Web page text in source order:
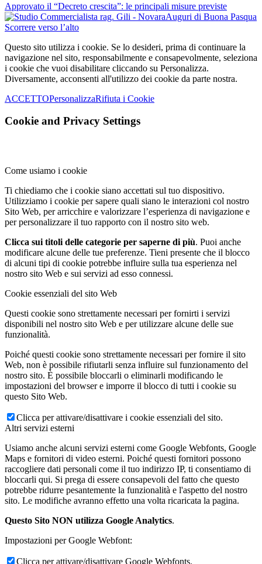
Approvato il “Decreto crescita”: le principali misure previste
Auguri di Buona Pasqua
Scorrere verso l’alto
Questo sito utilizza i cookie. Se lo desideri, prima di continuare la
navigazione nel sito, responsabilmente e consapevolmente, seleziona
i cookie che vuoi disabilitare cliccando su Personalizza.
Diversamente, acconsenti all'utilizzo dei cookie da parte nostra.
ACCETTOPersonalizzaRifiuta i Cookie
Cookie and Privacy Settings
Come usiamo i cookie
Ti chiediamo che i cookie siano accettati sul tuo dispositivo.
Utilizziamo i cookie per sapere quali siano le interazioni col nostro
Sito Web, per arricchire e valorizzare l’esperienza di navigazione e
per personalizzare il tuo rapporto con il nostro sito web.
Clicca sui titoli delle categorie per saperne di più. Puoi anche
modificare alcune delle tue preferenze. Tieni presente che il blocco
di alcuni tipi di cookie potrebbe influire sulla tua esperienza nel
nostro sito Web e sui servizi ad esso connessi.
Cookie essenziali del sito Web
Questi cookie sono strettamente necessari per fornirti i servizi
disponibili nel nostro sito Web e per utilizzare alcune delle sue
funzionalità.
Poiché questi cookie sono strettamente necessari per fornire il sito
Web, non è possibile rifiutarli senza influire sul funzionamento del
nostro sito. È possibile bloccarli o eliminarli modificando le
impostazioni del browser e imporre il blocco di tutti i cookie su
questo Sito Web.
Clicca per attivare/disattivare i cookie essenziali del sito.
Altri servizi esterni
Usiamo anche alcuni servizi esterni come Google Webfonts, Google
Maps e fornitori di video esterni. Poiché questi fornitori possono
raccogliere dati personali come il tuo indirizzo IP, ti consentiamo di
bloccarli qui. Si prega di essere consapevoli del fatto che questo
potrebbe ridurre pesantemente la funzionalità e l'aspetto del nostro
sito. Le modifiche avranno effetto una volta ricaricata la pagina.
Questo Sito NON utilizza Google Analytics.
Impostazioni per Google Webfont:
Clicca per attivare/disattivare Google Webfonts.